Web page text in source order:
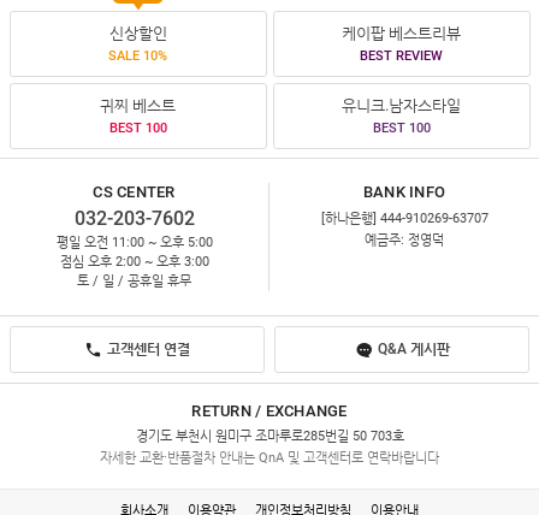
신상할인
SALE 10%
케이팝 베스트리뷰
BEST REVIEW
귀찌 베스트
BEST 100
유니크.남자스타일
BEST 100
CS CENTER
032-203-7602
평일 오전 11:00 ~ 오후 5:00
점심 오후 2:00 ~ 오후 3:00
토 / 일 / 공휴일 휴무
BANK INFO
[하나은행] 444-910269-63707
예금주: 정영덕
고객센터 연결 Q&A 게시판
RETURN / EXCHANGE
경기도 부천시 원미구 조마루로285번길 50 703호
자세한 교환·반품절차 안내는 QnA 및 고객센터로 연락바랍니다
회사소개 이용약관 개인정보처리방침 이용안내